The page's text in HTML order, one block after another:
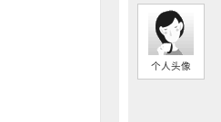
个人头像